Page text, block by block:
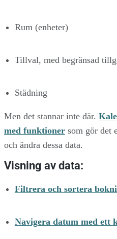
Rum (enheter)
Tillval, med begränsad
Städning
Men det stannar inte där.
med funktioner som gör det
och ändra dessa data.
Visning av data:
Filtrera och sortera
Navigera datum med ett